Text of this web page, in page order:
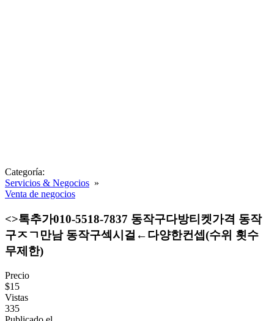
Categoría:
Servicios & Negocios »
Venta de negocios
<>톡추가010-5518-7837 동작구다방티켓가격 동작
구ㅈㄱ만남 동작구섹시걸←다양한컨셉(수위 횟수
무제한)
Precio
$15
Vistas
335